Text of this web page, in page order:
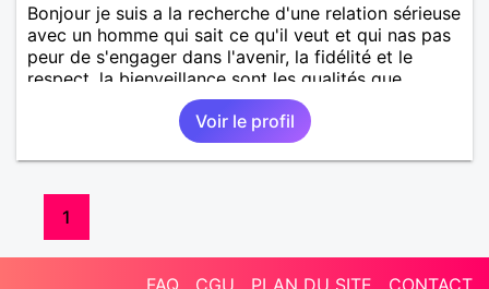
Bonjour je suis a la recherche d'une relation sérieuse
avec un homme qui sait ce qu'il veut et qui nas pas
peur de s'engager dans l'avenir, la fidélité et le
respect ,la bienveillance sont les qualités que
j'apprécie dans une relation 😊 uniquement des
hommes de l'île de la réunion
Voir le profil
1
FAQ CGU PLAN DU SITE CONTACT